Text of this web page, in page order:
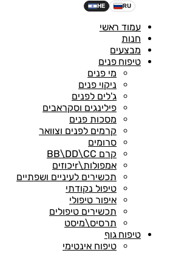
HE RU
עמוד ראשי
חנות
מבצעים
טיפוח פנים
מי פנים
ניקוי פנים
ג'לים לפנים
פילינגים וסקראבים
מסכות פנים
קרמים לפנים וצוואר
סרומים
קרם BB\DD\CC
אמפולות\rיכוזים
תכשירים לעיניים ושפתיים
טיפול נקודתי
איפור טיפולי
תכשירים טיפולים
תרסיס\מיסט
טיפוח גוף
טיפוח אינטימי